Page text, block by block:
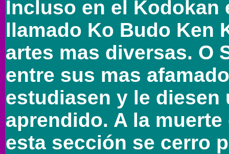
Incluso en el Kodokan
llamado Ko Budo Ken
artes mas diversas. O
entre sus mas
estudiasen y le
aprendido. A la muerte
esta sección se cerro